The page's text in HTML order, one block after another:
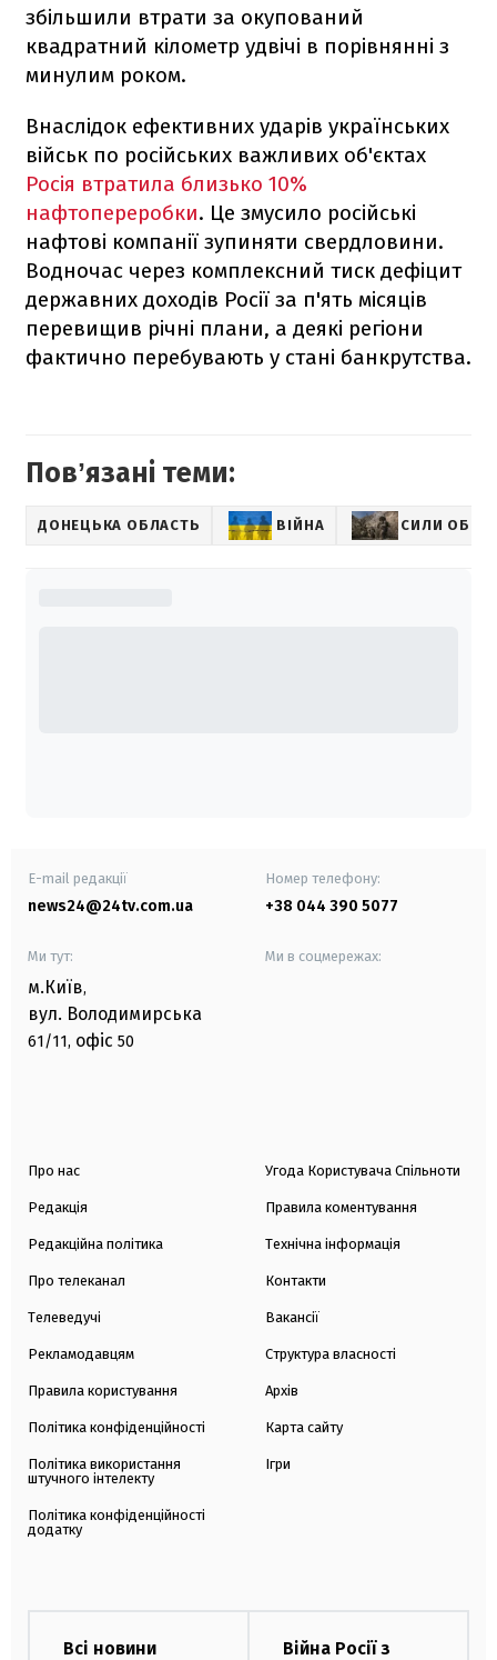
збільшили втрати за окупований
квадратний кілометр удвічі в порівнянні з
минулим роком.
Внаслідок ефективних ударів українських
військ по російських важливих об'єктах
Росія втратила близько 10%
нафтопереробки. Це змусило російські
нафтові компанії зупиняти свердловини.
Водночас через комплексний тиск дефіцит
державних доходів Росії за п'ять місяців
перевищив річні плани, а деякі регіони
фактично перебувають у стані банкрутства.
Повʼязані теми:
ДОНЕЦЬКА ОБЛАСТЬ ВІЙНА СИЛИ
E-mail редакції
news24@24tv.com.ua
Номер телефону:
+38 044 390 5077
Ми тут:
м.Київ,
вул. Володимирська
61/11, офіс 50
Ми в соцмережах:
Про нас
Редакція
Редакційна політика
Про телеканал
Телеведучі
Рекламодавцям
Правила користування
Політика конфіденційності
Політика використання
штучного інтелекту
Політика конфіденційності
додатку
Угода Користувача Спільноти
Правила коментування
Технічна інформація
Контакти
Вакансії
Структура власності
Архів
Карта сайту
Ігри
Всі новини
Війна Росії з